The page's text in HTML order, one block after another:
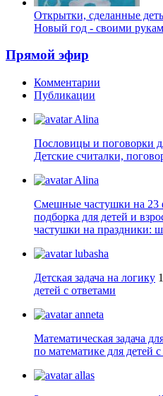
Открытки, сделанные
Новый год - своими
Прямой эфир
Комментарии
Публикации
Alina
Пословицы и поговорки
Детские считалки,
Alina
Смешные частушки на 23
подборка для детей и
частушки на праздники:
lubasha
Детская задача на логику 1
детей с ответами
anneta
Математическая задача
по математике для детей
allas